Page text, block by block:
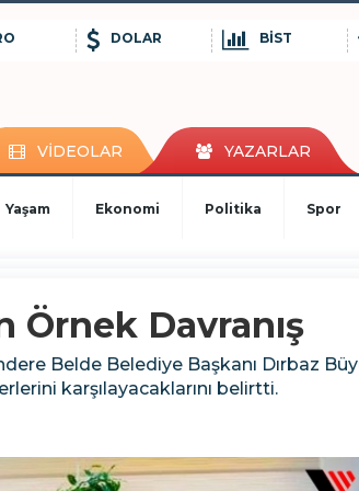
DOLAR BİST
VİDEOLAR YAZARLAR
Yaşam Ekonomi Politika Spor
Örnek Davranış
Belde Belediye Başkanı Dırbaz
karşılayacaklarını belirtti.